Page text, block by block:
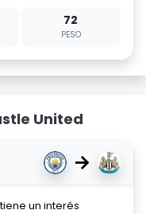
72
PESO
United
→
un interés